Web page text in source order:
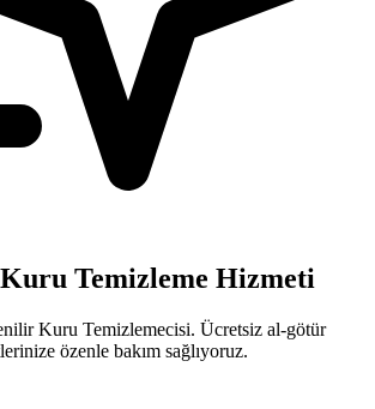
Temizleme Hizmeti
Kuru Temizlemecisi. Ücretsiz al-götür
özenle bakım sağlıyoruz.